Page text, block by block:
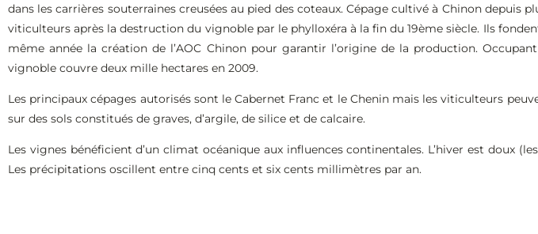
dans les carrières souterraines creusées au pied des coteaux. Cépage cultivé à Chinon depuis
viticulteurs après la destruction du vignoble par le phylloxéra à la fin du 19ème siècle. Ils
même année la création de l’AOC Chinon pour garantir l’origine de la production.
vignoble couvre deux mille hectares en 2009.
Les principaux cépages autorisés sont le Cabernet Franc et le Chenin mais les viticulteurs
sur des sols constitués de graves, d’argile, de silice et de calcaire.
Les vignes bénéficient d’un climat océanique aux influences continentales. L’hiver est doux
Les précipitations oscillent entre cinq cents et six cents millimètres par an.